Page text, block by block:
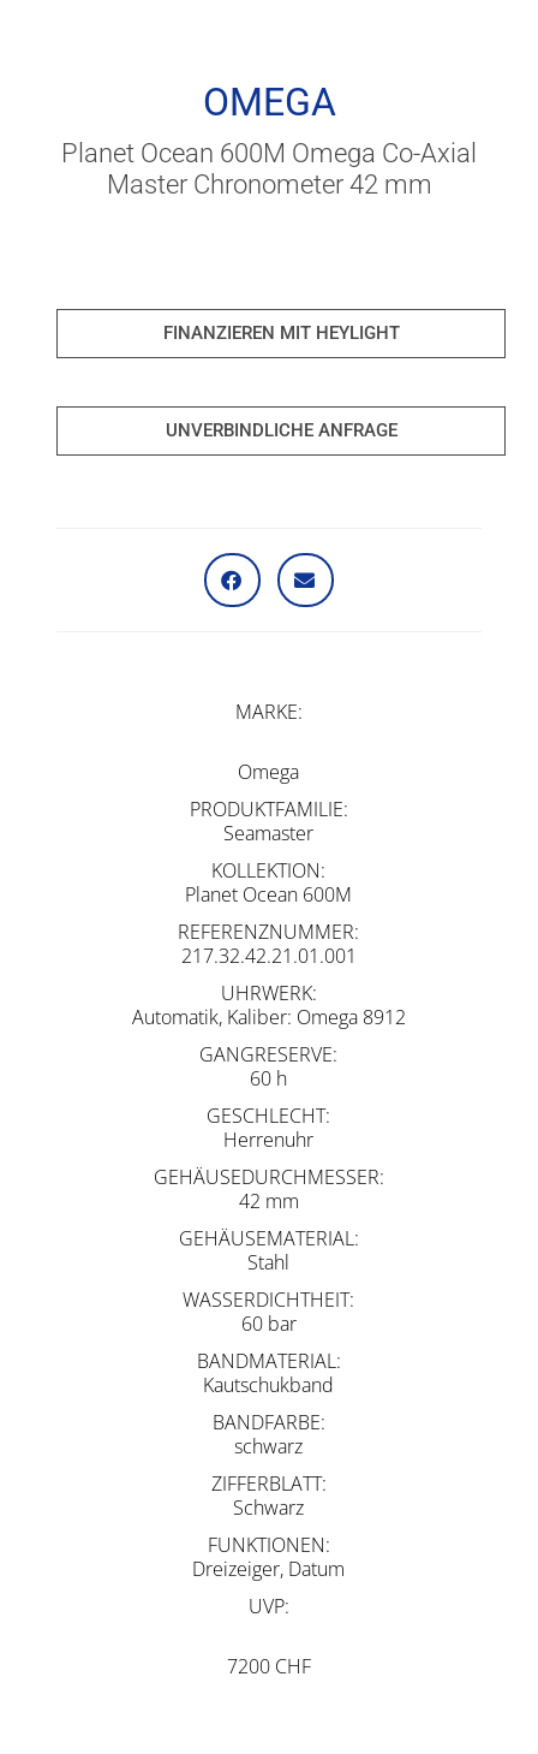
OMEGA
Planet Ocean 600M Omega Co-Axial
Master Chronometer 42 mm
FINANZIEREN MIT HEYLIGHT
UNVERBINDLICHE ANFRAGE
MARKE
Omega
PRODUKTFAMILIE
Seamaster
KOLLEKTION
Planet Ocean 600M
REFERENZNUMMER
217.32.42.21.01.001
UHRWERK
Automatik, Kaliber: Omega 8912
GANGRESERVE
60 h
GESCHLECHT
Herrenuhr
GEHÄUSEDURCHMESSER
42 mm
GEHÄUSEMATERIAL
Stahl
WASSERDICHTHEIT
60 bar
BANDMATERIAL
Kautschukband
BANDFARBE
schwarz
ZIFFERBLATT
Schwarz
FUNKTIONEN
Dreizeiger, Datum
UVP
7200 CHF